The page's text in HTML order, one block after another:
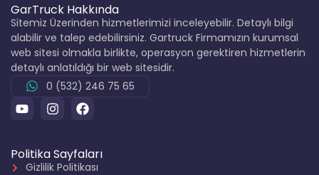
GarTruck Hakkında
Sitemiz Üzerinden hizmetlerimizi inceleyebilir. Detaylı bilgi
alabilir ve talep edebilirsiniz. Gartruck Firmamızın kurumsal
web sitesi olmakla birlikte, operasyon gerektiren hizmetlerin
detaylı anlatıldığı bir web sitesidir.
0 (532) 246 75 65
Politika Sayfaları
Gizlilik Politikası